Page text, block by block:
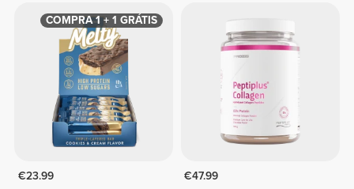
COMPRA 1 + 1 GRÁTIS
€23.99
€47.99